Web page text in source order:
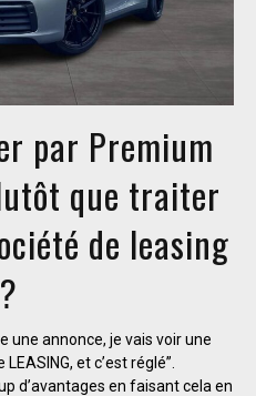
par Premium
que traiter
de leasing
?
une annonce, je vais voir une
et c’est réglé”.
d’avantages en faisant cela en